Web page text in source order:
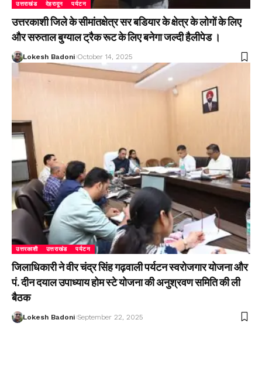
उत्तराखंड देहरादून पर्यटन
उत्तरकाशी जिले के सीमांतक्षेत्र सर बडियार के क्षेत्र के लोगों के लिए
और सरुताल बुग्याल ट्रैक रूट के लिए बनेगा जल्दी हैलीपेड ।
Lokesh Badoni October 14, 2025
उत्तरकाशी उत्तराखंड पर्यटन
जिलाधिकारी ने वीर चंद्र सिंह गढ़वाली पर्यटन स्वरोजगार योजना और
पं. दीन दयाल उपाध्याय होम स्टे योजना की अनुश्रवण समिति की ली
बैठक
Lokesh Badoni September 22, 2025